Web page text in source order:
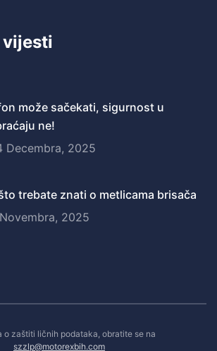
vijesti
može sačekati, sigurnost u
ne!
Decembra, 2025
trebate znati o metlicama brisača
2025
o zaštiti ličnih podataka, obratite se na
szzlp@motorexbih.com